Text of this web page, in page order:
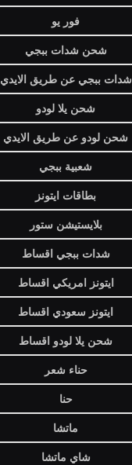
فور يو
شحن شدات ببجي
شدات ببجي عن طريق الايدي
شحن يلا لودو
شحن لودو عن طريق الايدي
شعبية ببجي
بطاقات ايتونز
بلايستيشن ستور
شدات ببجي اقساط
ايتونز امريكي اقساط
ايتونز سعودي اقساط
شحن يلا لودو اقساط
حناء شعر
حنا
ماتشا
شاي ماتشا